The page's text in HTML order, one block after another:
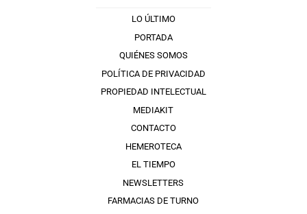
LO ÚLTIMO
PORTADA
QUIÉNES SOMOS
POLÍTICA DE PRIVACIDAD
PROPIEDAD INTELECTUAL
MEDIAKIT
CONTACTO
HEMEROTECA
EL TIEMPO
NEWSLETTERS
FARMACIAS DE TURNO